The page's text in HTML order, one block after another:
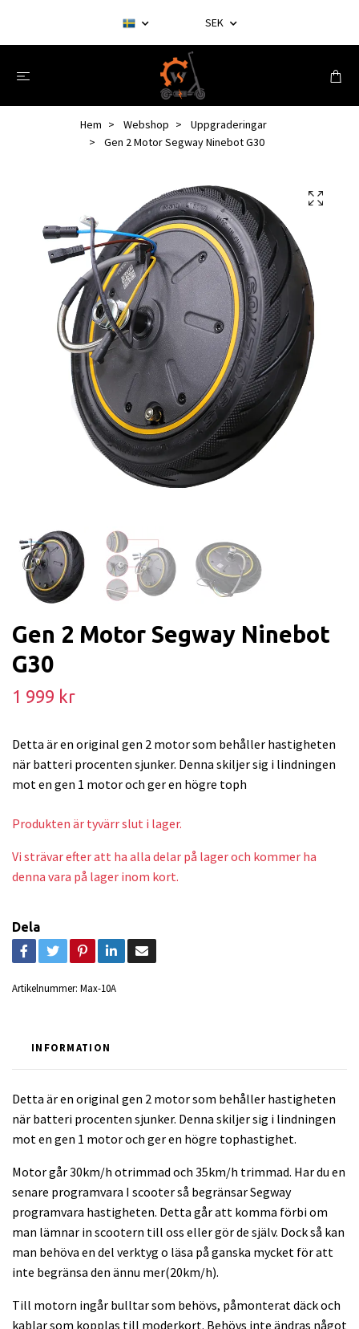
SEK
Hem Webshop
Uppgraderingar
Gen 2 Motor Segway Ninebot G30
Gen 2 Motor Segway Ninebot
G30
1 999 kr
Detta är en original gen 2 motor som behåller hastigheten
när batteri procenten sjunker. Denna skiljer sig i lindningen
mot en gen 1 motor och ger en högre toph
Produkten är tyvärr slut i lager.
Vi strävar efter att ha alla delar på lager och kommer ha
denna vara på lager inom kort.
Dela
Artikelnummer: Max-10A
INFORMATION
Detta är en original gen 2 motor som behåller hastigheten
när batteri procenten sjunker. Denna skiljer sig i lindningen
mot en gen 1 motor och ger en högre tophastighet.
Motor går 30km/h otrimmad och 35km/h trimmad. Har du en
senare programvara I scooter så begränsar Segway
programvara hastigheten. Detta går att komma förbi om
man lämnar in scootern till oss eller gör de själv. Dock så kan
man behöva en del verktyg o läsa på ganska mycket för att
inte begränsa den ännu mer(20km/h).
Till motorn ingår bulltar som behövs, påmonterat däck och
kablar som kopplas till moderkort. Behövs inte ändras något